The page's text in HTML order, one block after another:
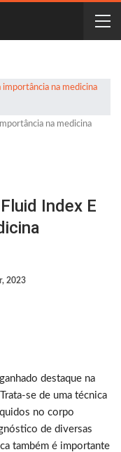
na medicina
Index E
2023
destaque na
se de uma técnica
no corpo
de diversas
também é importante